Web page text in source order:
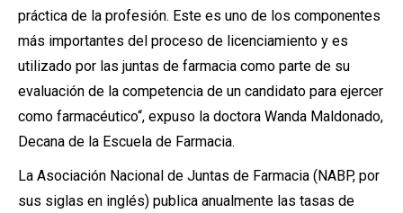
práctica de la profesión. Este es uno de los componentes
más importantes del proceso de licenciamiento y es
utilizado por las juntas de farmacia como parte de su
evaluación de la competencia de un candidato para ejercer
como farmacéutico“, expuso la doctora Wanda Maldonado,
Decana de la Escuela de Farmacia.
La Asociación Nacional de Juntas de Farmacia (NABP, por
sus siglas en inglés) publica anualmente las tasas de